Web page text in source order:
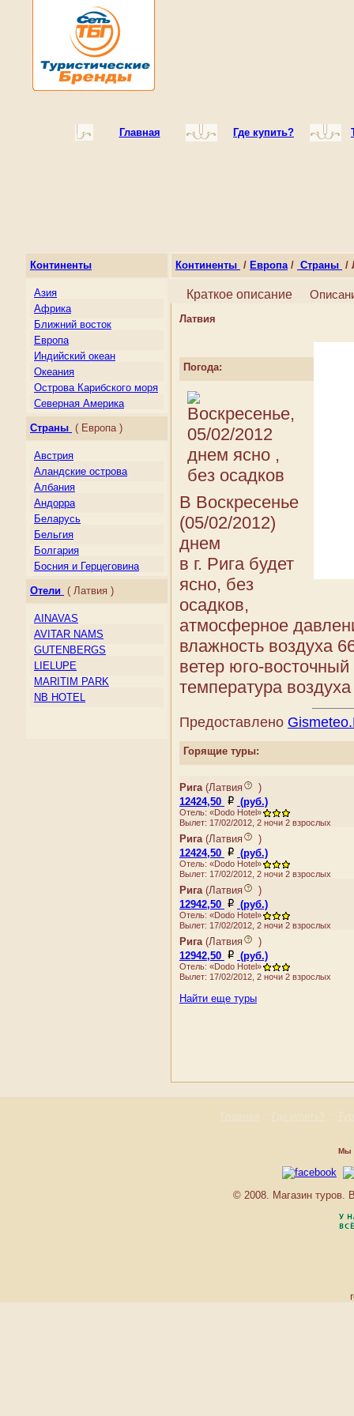
Главная Где купить?
Континенты
Азия
Африка
Ближний восток
Европа
Индийский океан
Океания
Острова Карибского моря
Северная Америка
Южная Америка
Страны ( Европа )
Австрия
Аландские острова
Албания
Андорра
Беларусь
Бельгия
Болгария
Босния и Герцеговина
Венгрия
Германия
Гернси
Гибралтар
Греция
Дания
Джерси
Сербия
Эстония
Отели ( Латвия )
AINAVAS
AVITAR NAMS
GUTENBERGS
LIELUPE
MARITIM PARK
NB HOTEL
Континенты / Европа/ Страны /
Краткое описание
Латвия
Погода:
В Воскресенье
(05/02/2012)
днем
в г. Рига будет
ясно, без
осадков,
атмосферное
влажность воздуха
ветер юго-
температура
Предоставлено
Горящие туры:
Рига (Латвия
)
12424,50
(руб.)
Отель: «Dodo Hotel»
Вылет: 17/02/2012, 2 ночи 2 взрослых
Рига (Латвия
)
12424,50
(руб.)
Отель: «Dodo Hotel»
Вылет: 17/02/2012, 2 ночи 2 взрослых
Рига (Латвия
)
12942,50
(руб.)
Отель: «Dodo Hotel»
Вылет: 17/02/2012, 2 ночи 2 взрослых
Рига (Латвия
)
12942,50
(руб.)
Отель: «Dodo Hotel»
Вылет: 17/02/2012, 2 ночи 2 взрослых
Найти еще туры
Главная Где купить?
Мы
© 2008. Магазин